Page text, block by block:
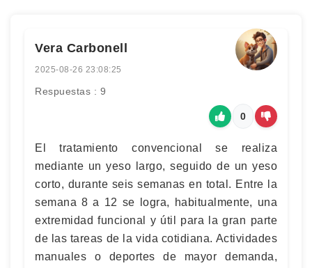
Vera Carbonell
2025-08-26 23:08:25
Respuestas : 9
0
El tratamiento convencional se realiza
mediante un yeso largo, seguido de un yeso
corto, durante seis semanas en total. Entre la
semana 8 a 12 se logra, habitualmente, una
extremidad funcional y útil para la gran parte
de las tareas de la vida cotidiana. Actividades
manuales o deportes de mayor demanda,